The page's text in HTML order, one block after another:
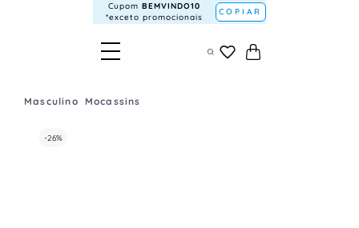
Cupom BEMVINDO10
*exceto promocionais
COPIAR
Masculino Mocassins
-26%